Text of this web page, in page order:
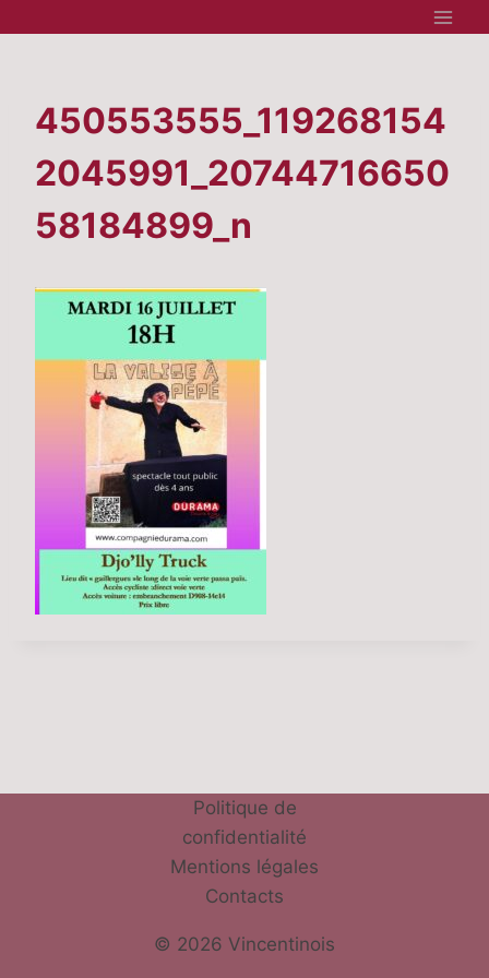
450553555_119268154
2045991_20744716650
58184899_n
Politique de
confidentialité
Mentions légales
Contacts
© 2026 Vincentinois